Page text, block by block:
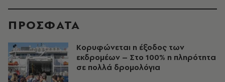
ΠΡΟΣΦΑΤΑ
Κορυφώνεται η έξοδος των
εκδρομέων – Στο 100% η πληρότητα
σε πολλά δρομολόγια